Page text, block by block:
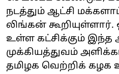
நடத்தும் ஆட்சி
லிங்கன் கூறியுள்ளார்.
உள்ள கட்சிக்கும்
முக்கியத்துவம்
தமிழக வெற்றிக் கழக